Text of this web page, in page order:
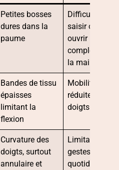
Petites bosses
dures dans la
paume
Difficulté à
saisir ou à
ouvrir
complètement
la main
Bandes de tissu
épaisses
limitant la
flexion
Mobilité
réduite des
doigts
Curvature des
doigts, surtout
annulaire et
Limitation des
gestes
quotidiens et